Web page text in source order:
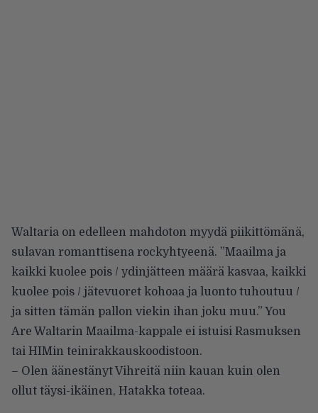
Waltaria on edelleen mahdoton myydä piikittömänä,
sulavan romanttisena rockyhtyeenä. ”Maailma ja
kaikki kuolee pois / ydinjätteen määrä kasvaa, kaikki
kuolee pois / jätevuoret kohoaa ja luonto tuhoutuu /
ja sitten tämän pallon viekin ihan joku muu.” You
Are Waltarin Maailma-kappale ei istuisi Rasmuksen
tai HIMin teinirakkauskoodistoon.
– Olen äänestänyt Vihreitä niin kauan kuin olen
ollut täysi-ikäinen, Hatakka toteaa.